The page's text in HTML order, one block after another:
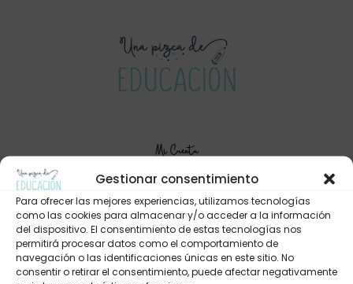
Gestionar consentimiento
Para ofrecer las mejores experiencias, utilizamos tecnologías
como las cookies para almacenar y/o acceder a la información
del dispositivo. El consentimiento de estas tecnologías nos
permitirá procesar datos como el comportamiento de
navegación o las identificaciones únicas en este sitio. No
consentir o retirar el consentimiento, puede afectar negativamente
Mi Cuenta
Lista de deseos
Mi Perfil
Descargas
Estado de mi pedido
Preguntas Frecuentes